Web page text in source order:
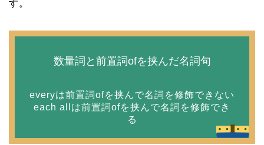
す。
数量詞と前置詞ofを挟んだ名詞句
everyは前置詞ofを挟んで名詞を修飾できない
each allは前置詞ofを挟んで名詞を修飾でき
る